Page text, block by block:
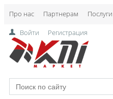
Про нас Партнерам Послуги
Войти Регистрация